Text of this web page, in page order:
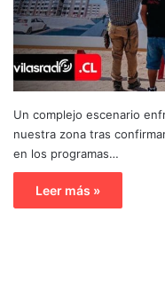
Un complejo escenario
nuestra zona tras
en los programas…
Leer más »